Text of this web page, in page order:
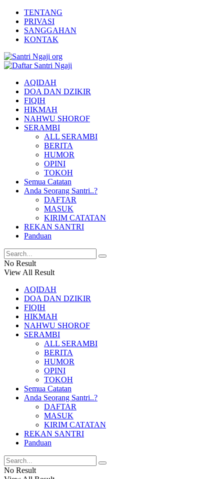
TENTANG
PRIVASI
SANGGAHAN
KONTAK
AQIDAH
DOA DAN DZIKIR
FIQIH
HIKMAH
NAHWU SHOROF
SERAMBI
ALL SERAMBI
BERITA
HUMOR
OPINI
TOKOH
Semua Catatan
Anda Seorang Santri..?
DAFTAR
MASUK
KIRIM CATATAN
REKAN SANTRI
Panduan
No Result
View All Result
AQIDAH
DOA DAN DZIKIR
FIQIH
HIKMAH
NAHWU SHOROF
SERAMBI
ALL SERAMBI
BERITA
HUMOR
OPINI
TOKOH
Semua Catatan
Anda Seorang Santri..?
DAFTAR
MASUK
KIRIM CATATAN
REKAN SANTRI
Panduan
No Result